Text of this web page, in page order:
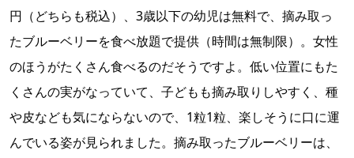
円（どちらも税込）、3歳以下の幼児は無料で、摘み取っ
たブルーベリーを食べ放題で提供（時間は無制限）。女性
のほうがたくさん食べるのだそうですよ。低い位置にもた
くさんの実がなっていて、子どもも摘み取りしやすく、種
や皮なども気にならないので、1粒1粒、楽しそうに口に運
んでいる姿が見られました。摘み取ったブルーベリーは、